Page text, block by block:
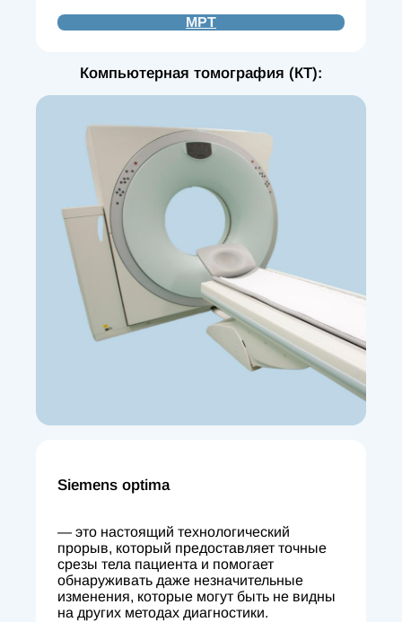
МРТ
Компьютерная томография (КТ):
Siemens optima
— это настоящий технологический
прорыв, который предоставляет точные
срезы тела пациента и помогает
обнаруживать даже незначительные
изменения, которые могут быть не видны
на других методах диагностики.